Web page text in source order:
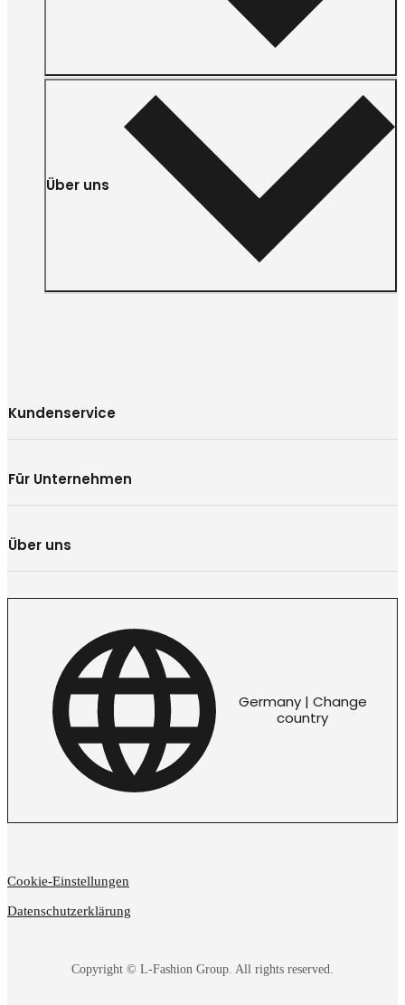
Über uns
Kundenservice
Für Unternehmen
Über uns
Germany | Change
country
Copyright © L-Fashion Group. All rights reserved.
Cookie-Einstellungen
Datenschutzerklärung